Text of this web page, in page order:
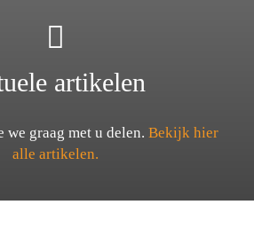
artikelen
we graag met u delen. Bekijk hier
alle artikelen.